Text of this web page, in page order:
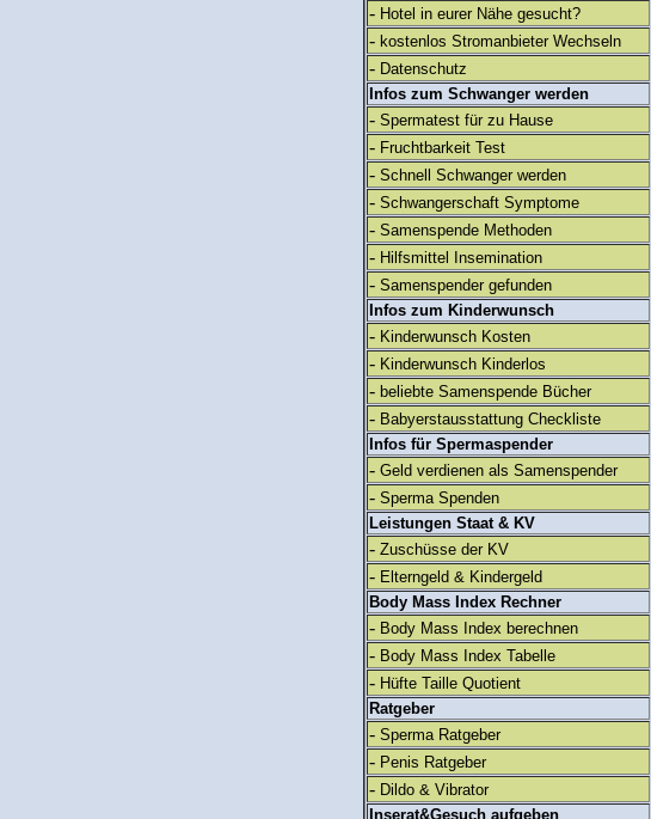
- Hotel in eurer Nähe gesucht?
- kostenlos Stromanbieter Wechseln
- Datenschutz
Infos zum Schwanger werden
- Spermatest für zu Hause
- Fruchtbarkeit Test
- Schnell Schwanger werden
- Schwangerschaft Symptome
- Samenspende Methoden
- Hilfsmittel Insemination
- Samenspender gefunden
Infos zum Kinderwunsch
- Kinderwunsch Kosten
- Kinderwunsch Kinderlos
- beliebte Samenspende Bücher
- Babyerstausstattung Checkliste
Infos für Spermaspender
- Geld verdienen als Samenspender
- Sperma Spenden
Leistungen Staat & KV
- Zuschüsse der KV
- Elterngeld & Kindergeld
Body Mass Index Rechner
- Body Mass Index berechnen
- Body Mass Index Tabelle
- Hüfte Taille Quotient
Ratgeber
- Sperma Ratgeber
- Penis Ratgeber
- Dildo & Vibrator
Inserat&Gesuch aufgeben